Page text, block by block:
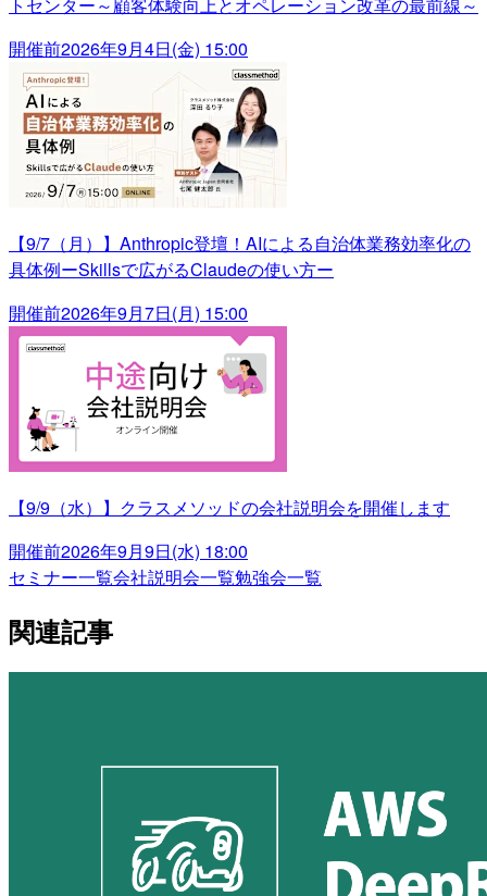
開催前2026年9月4日(金) 15:00
【9/7（月）】Anthropic登壇！AIによる自治体業務効率化の
具体例ーSkillsで広がるClaudeの使い方ー
開催前2026年9月7日(月) 15:00
【9/9（水）】クラスメソッドの会社説明会を開催します
開催前2026年9月9日(水) 18:00
セミナー一覧会社説明会一覧勉強会一覧
関連記事